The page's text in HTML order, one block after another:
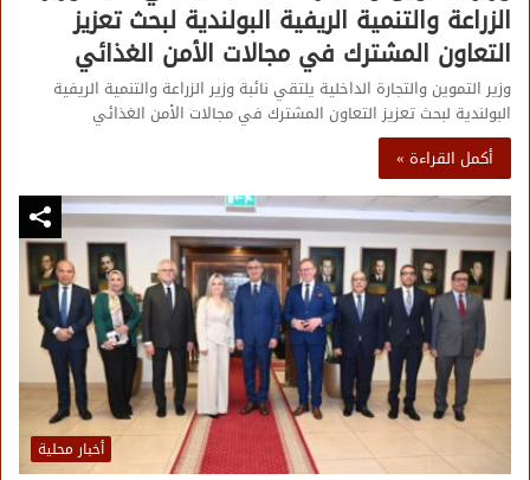
الزراعة والتنمية الريفية البولندية لبحث تعزيز
التعاون المشترك في مجالات الأمن الغذائي
وزير التموين والتجارة الداخلية يلتقي نائبة وزير الزراعة والتنمية الريفية
البولندية لبحث تعزيز التعاون المشترك في مجالات الأمن الغذائي
أكمل القراءة »
أخبار محلية